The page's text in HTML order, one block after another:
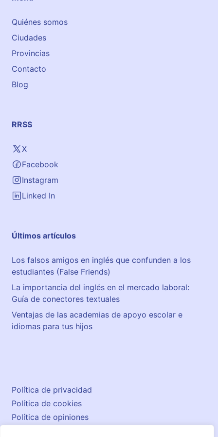
c
a
y
Quiénes somos
Ciudades
Provincias
Contacto
Blog
RRSS
X
Facebook
Instagram
Linked In
Últimos artículos
Los falsos amigos en inglés que confunden a los
estudiantes (False Friends)
La importancia del inglés en el mercado laboral:
Guía de conectores textuales
Ventajas de las academias de apoyo escolar e
idiomas para tus hijos
Política de privacidad
Política de cookies
Política de opiniones